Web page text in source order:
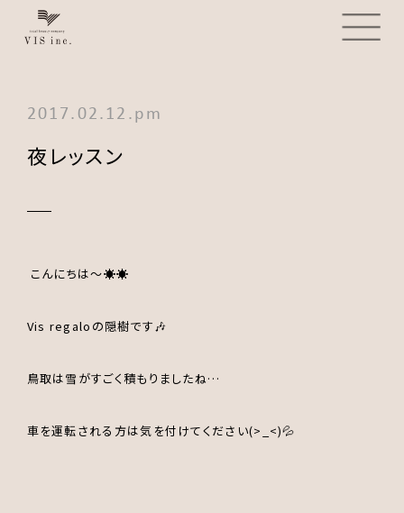
2017.02.12.pm
夜レッスン
こんにちは～☀☀
Vis regaloの隠樹です🎶
鳥取は雪がすごく積もりましたね…
車を運転される方は気を付けてください(>_<)💦